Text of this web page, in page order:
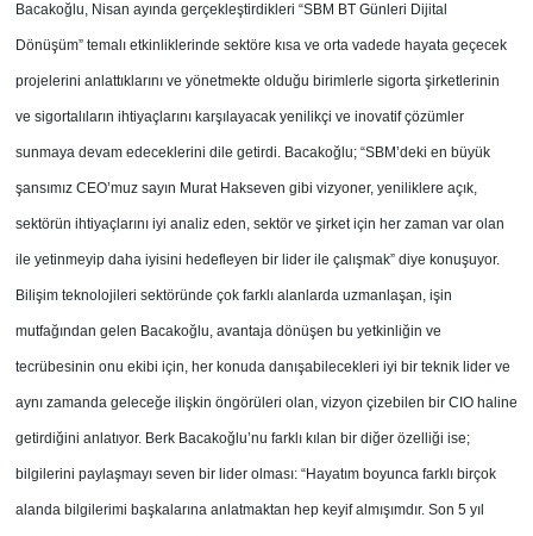
Bacakoğlu, Nisan ayında gerçekleştirdikleri “SBM BT Günleri Dijital
Dönüşüm” temalı etkinliklerinde sektöre kısa ve orta vadede hayata geçecek
projelerini anlattıklarını ve yönetmekte olduğu birimlerle sigorta şirketlerinin
ve sigortalıların ihtiyaçlarını karşılayacak yenilikçi ve inovatif çözümler
sunmaya devam edeceklerini dile getirdi. Bacakoğlu; “SBM’deki en büyük
şansımız CEO’muz sayın Murat Hakseven gibi vizyoner, yeniliklere açık,
sektörün ihtiyaçlarını iyi analiz eden, sektör ve şirket için her zaman var olan
ile yetinmeyip daha iyisini hedefleyen bir lider ile çalışmak” diye konuşuyor.
Bilişim teknolojileri sektöründe çok farklı alanlarda uzmanlaşan, işin
mutfağından gelen Bacakoğlu, avantaja dönüşen bu yetkinliğin ve
tecrübesinin onu ekibi için, her konuda danışabilecekleri iyi bir teknik lider ve
aynı zamanda geleceğe ilişkin öngörüleri olan, vizyon çizebilen bir CIO haline
getirdiğini anlatıyor. Berk Bacakoğlu’nu farklı kılan bir diğer özelliği ise;
bilgilerini paylaşmayı seven bir lider olması: “Hayatım boyunca farklı birçok
alanda bilgilerimi başkalarına anlatmaktan hep keyif almışımdır. Son 5 yıl